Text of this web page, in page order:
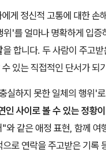
게 정신적 고통에 대한 손
'를 얼마나 명확하게 입증
을 합니다. 두 사람이 주고
있는 직접적인 단서가 되
실하지 못한 일체의 행위'
인 사이로 볼 수 있는 정황
같은 애정 표현, 함께 여
로 연락을 주고받은 기록